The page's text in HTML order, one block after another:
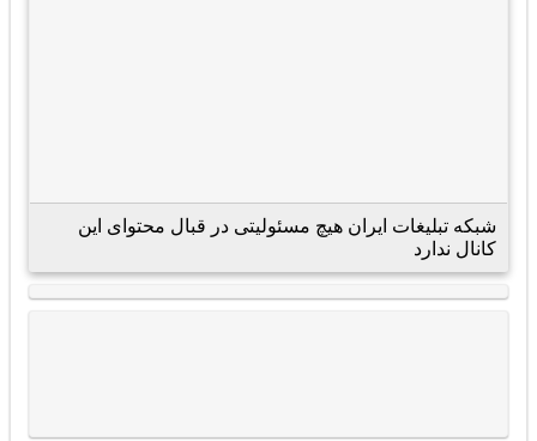
شبکه تبلیغات ایران هیچ مسئولیتی در قبال محتوای این
کانال ندارد